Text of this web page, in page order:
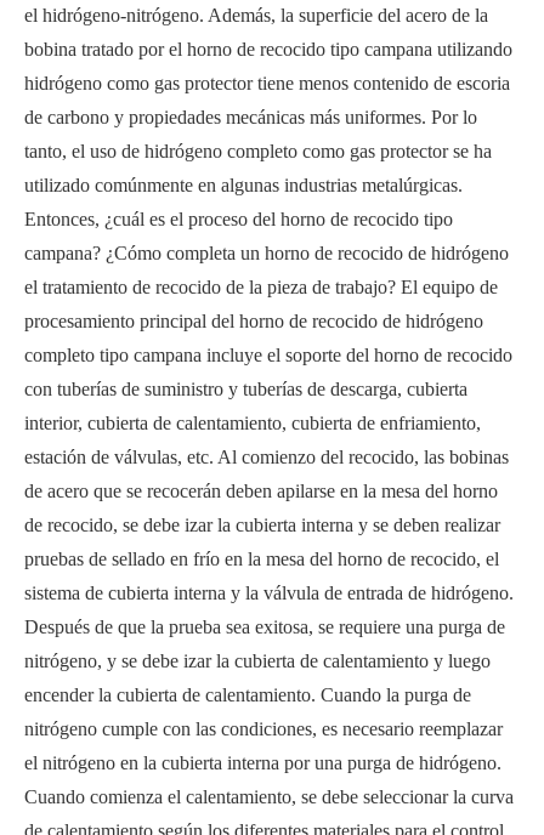
el hidrógeno-nitrógeno. Además, la superficie del acero de la
bobina tratado por el horno de recocido tipo campana utilizando
hidrógeno como gas protector tiene menos contenido de escoria
de carbono y propiedades mecánicas más uniformes. Por lo
tanto, el uso de hidrógeno completo como gas protector se ha
utilizado comúnmente en algunas industrias metalúrgicas.
Entonces, ¿cuál es el proceso del horno de recocido tipo
campana? ¿Cómo completa un horno de recocido de hidrógeno
el tratamiento de recocido de la pieza de trabajo? El equipo de
procesamiento principal del horno de recocido de hidrógeno
completo tipo campana incluye el soporte del horno de recocido
con tuberías de suministro y tuberías de descarga, cubierta
interior, cubierta de calentamiento, cubierta de enfriamiento,
estación de válvulas, etc. Al comienzo del recocido, las bobinas
de acero que se recocerán deben apilarse en la mesa del horno
de recocido, se debe izar la cubierta interna y se deben realizar
pruebas de sellado en frío en la mesa del horno de recocido, el
sistema de cubierta interna y la válvula de entrada de hidrógeno.
Después de que la prueba sea exitosa, se requiere una purga de
nitrógeno, y se debe izar la cubierta de calentamiento y luego
encender la cubierta de calentamiento. Cuando la purga de
nitrógeno cumple con las condiciones, es necesario reemplazar
el nitrógeno en la cubierta interna por una purga de hidrógeno.
Cuando comienza el calentamiento, se debe seleccionar la curva